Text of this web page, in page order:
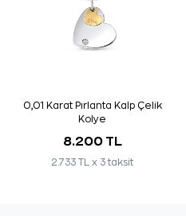
0,01 Karat Pırlanta Kalp Çelik
Kolye
8.200 TL
2.733 TL x 3 taksit